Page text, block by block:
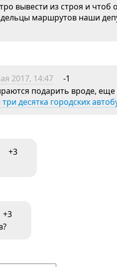
вывести из строя и
маршрутов наши
2017, 14:47
-1
подарить вроде,
десятка городских
+3
+3